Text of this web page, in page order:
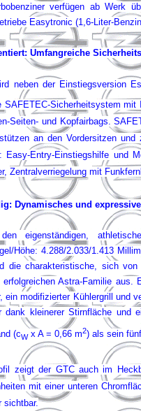
verfügen ab Werk
Easytronic (1,6-Liter-
Umfangreiche
neben der Einstiegsversion
SAFETEC-Sicherheitsystem mit
Seiten- und Kopfairbags.
an den Vordersitzen
Easy-Entry-Einstiegshilfe und
Zentralverriegelung mit
Dynamisches und
eigenständigen,
Höhe: 4.288/2.033/1.413
die charakteristische, sich
erfolgreichen Astra-Familie aus.
ein modifizierter Kühlergrill und
dank kleinerer Stirnfläche und
(cWx A = 0,66 m2) als sein
zeigt der GTC auch im
mit einer unteren
sichtbar.